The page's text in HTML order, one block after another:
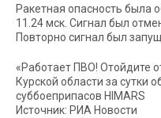
Ракетная опасность была
11.24 мск. Сигнал был
Повторно сигнал был
«Работает ПВО! Отойдите
Курской области за сутки
суббоеприпасов HIMARS
Источник: РИА Новости